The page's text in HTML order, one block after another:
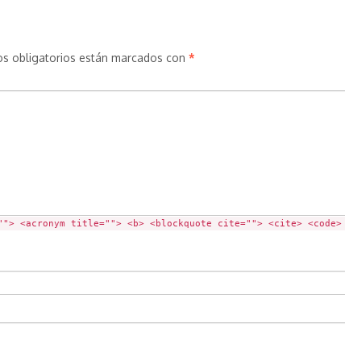
obligatorios están marcados con *
title=""> <b> <blockquote cite=""> <cite> <code>